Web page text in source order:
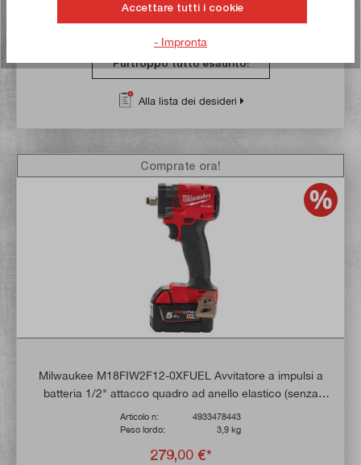
Purtroppo tutto esaurito!
Alla lista dei desideri
Milwaukee M18FIW2F12-0XFUEL Avvitatore a impulsi a
batteria 1/2" attacco quadro ad anello elastico (senza
batteria)
Articolo n:
4933478443
Peso lordo:
3,9 kg
279,00 €*
Comprate ora!
Accettare tutti i cookie
- Impronta